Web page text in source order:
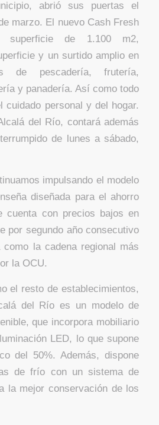
abrió sus puertas el
marzo. El nuevo Cash Fresh
superficie de 1.100 m2,
y un surtido amplio en
de pescadería, frutería,
y panadería. Así como todo
cuidado personal y del hogar.
del Río, contará además
de lunes a sábado,
impulsando el modelo
diseñada para el ahorro
cuenta con precios bajos en
por segundo año consecutivo
como la cadena regional más
la OCU.
el resto de establecimientos,
del Río es un modelo de
que incorpora mobiliario
LED, lo que supone
del 50%. Además, dispone
de frío con un sistema de
la mejor conservación de los